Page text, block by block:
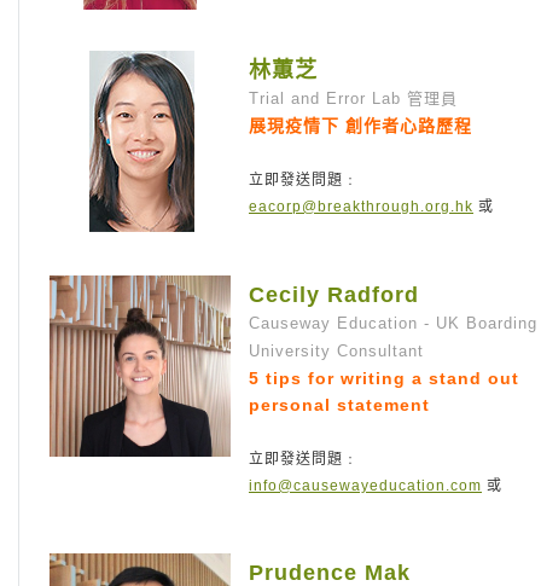
林蕙芝
Trial and Error Lab 管理員
展現疫情下 創作者心路歷程
立即發送問題﹕
eacorp@breakthrough.org.hk 或
Cecily Radford
Causeway Education - UK Boarding
University Consultant
5 tips for writing a stand out
personal statement
立即發送問題﹕
info@causewayeducation.com 或
Prudence Mak